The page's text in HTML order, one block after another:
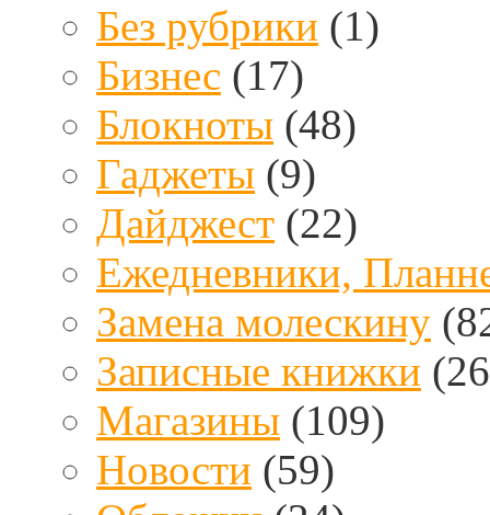
Без рубрики (1)
Бизнес (17)
Блокноты (48)
Гаджеты (9)
Дайджест (22)
Ежедневники,
Замена молескину
Записные книжки
Магазины (109)
Новости (59)